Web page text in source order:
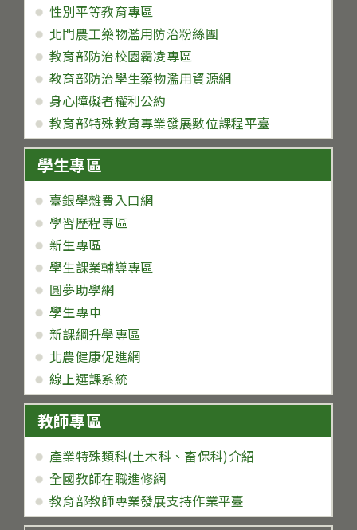
性別平等教育專區
北門農工藥物濫用防治粉絲團
教育部防治校園霸凌專區
教育部防治學生藥物濫用資源網
身心障礙者權利公約
教育部特殊教育專業發展數位課程平臺
學生專區
臺銀學雜費入口網
學習歷程專區
新生專區
學生課業輔導專區
圓夢助學網
學生專車
新課綱升學專區
北農健康促進網
線上選課系統
教師專區
產業特殊類科(土木科、畜保科)介紹
全國教師在職進修網
教育部教師專業發展支持作業平臺